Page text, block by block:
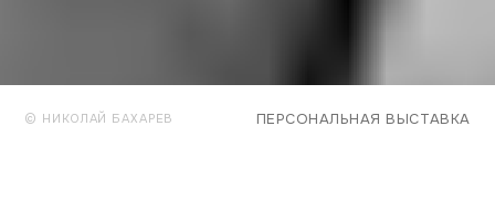
© НИКОЛАЙ БАХАРЕВ ПЕРСОНАЛЬНАЯ ВЫСТАВКА